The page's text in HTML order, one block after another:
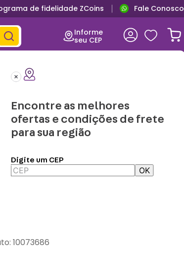
troca grátis
de fidelidade ZCoins Fale Conosco
Informe
seu CEP
Encontre as melhores
ofertas e condições de frete
para sua região
Digite um CEP
OK
o cupom no carrinho e
desconto na 1a compra.
Copiar
COM
PELÚCIA HELLO
:10073686